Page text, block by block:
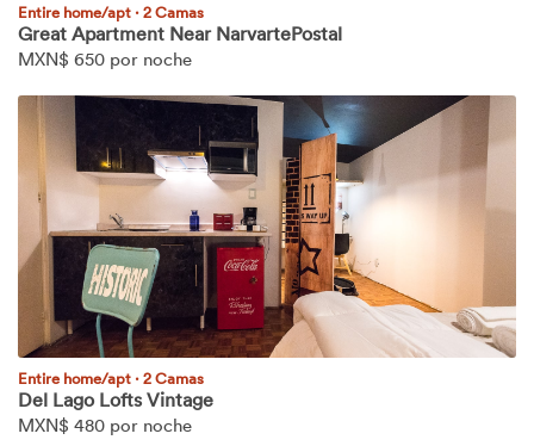
Entire home/apt ·2 Camas
Great Apartment Near NarvartePostal
MXN$ 650 por noche
Entire home/apt ·2 Camas
Del Lago Lofts Vintage
MXN$ 480 por noche